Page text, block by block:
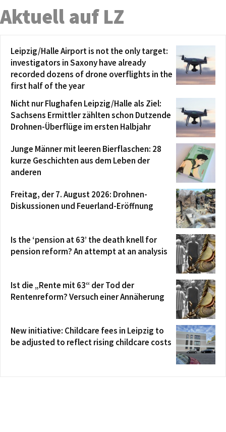
Aktuell auf LZ
Leipzig/Halle Airport is not the only target:
investigators in Saxony have already
recorded dozens of drone overflights in the
first half of the year
Nicht nur Flughafen Leipzig/Halle als Ziel:
Sachsens Ermittler zählten schon Dutzende
Drohnen-Überflüge im ersten Halbjahr
Junge Männer mit leeren Bierflaschen: 28
kurze Geschichten aus dem Leben der
anderen
Freitag, der 7. August 2026: Drohnen-
Diskussionen und Feuerland-Eröffnung
Is the ‘pension at 63’ the death knell for
pension reform? An attempt at an analysis
Ist die „Rente mit 63“ der Tod der
Rentenreform? Versuch einer Annäherung
New initiative: Childcare fees in Leipzig to
be adjusted to reflect rising childcare costs